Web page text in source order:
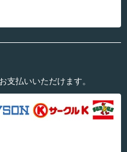
支払いいただけます。